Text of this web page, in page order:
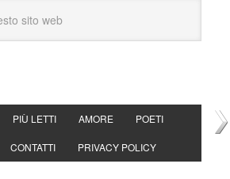
PIÙ LETTI AMORE POETI
CONTATTI PRIVACY POLICY